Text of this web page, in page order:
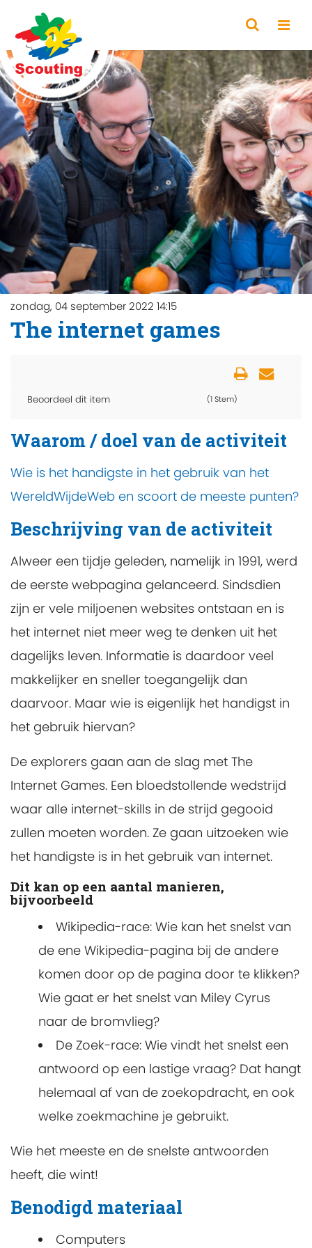
zondag, 04 september 2022 14:15
The internet games
Beoordeel dit item (1 Stem)
Waarom / doel van de activiteit
Wie is het handigste in het gebruik van het
WereldWijdeWeb en scoort de meeste punten?
Beschrijving van de activiteit
Alweer een tijdje geleden, namelijk in 1991, werd
de eerste webpagina gelanceerd. Sindsdien
zijn er vele miljoenen websites ontstaan en is
het internet niet meer weg te denken uit het
dagelijks leven. Informatie is daardoor veel
makkelijker en sneller toegangelijk dan
daarvoor. Maar wie is eigenlijk het handigst in
het gebruik hiervan?
De explorers gaan aan de slag met The
Internet Games. Een bloedstollende wedstrijd
waar alle internet-skills in de strijd gegooid
zullen moeten worden. Ze gaan uitzoeken wie
het handigste is in het gebruik van internet.
Dit kan op een aantal manieren,
bijvoorbeeld
Wikipedia-race: Wie kan het snelst van
de ene Wikipedia-pagina bij de andere
komen door op de pagina door te klikken?
Wie gaat er het snelst van Miley Cyrus
naar de bromvlieg?
De Zoek-race: Wie vindt het snelst een
antwoord op een lastige vraag? Dat hangt
helemaal af van de zoekopdracht, en ook
welke zoekmachine je gebruikt.
Wie het meeste en de snelste antwoorden
heeft, die wint!
Benodigd materiaal
Computers